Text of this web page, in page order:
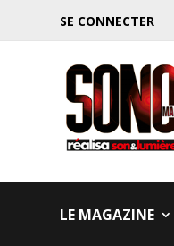
SE CONNECTER
LE MAGAZINE